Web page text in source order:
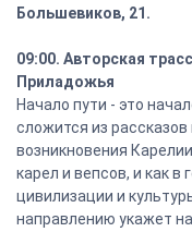
Большевиков, 21.
09:00. Авторская
Приладожья
Начало пути - это
сложится из
возникновения
карел и вепсов, и как
цивилизации и
направлению укажет